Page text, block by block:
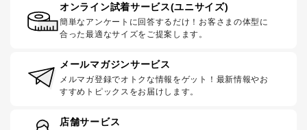
オンライン試着サービス(ユニサイズ)
簡単なアンケートに回答するだけ！お客さまの体型に
合った最適なサイズをご提案します。
メールマガジンサービス
メルマガ登録でオトクな情報をゲット！最新情報やお
すすめトピックスをお届けします。
店舗サービス